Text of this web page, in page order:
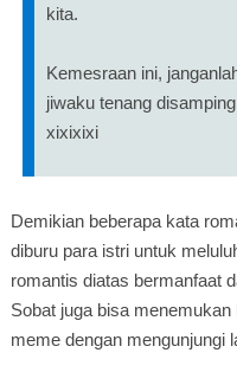
kita.
Kemesraan ini,
jiwaku tenang
xixixixi
Demikian beberapa kata
diburu para istri untuk
romantis diatas bermanfaat
Sobat juga bisa
meme dengan mengunjungi